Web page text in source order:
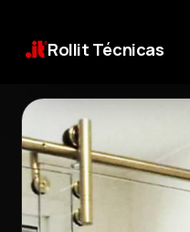
Rollit Técnicas